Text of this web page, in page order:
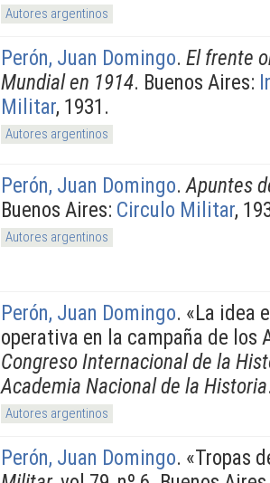
Autores argentinos
Perón, Juan Domingo. El frente
Mundial en 1914. Buenos Aires:
Militar, 1931.
Autores argentinos
Perón, Juan Domingo.Apuntes
Buenos Aires: Circulo Militar,
Autores argentinos
Perón, Juan Domingo. «La idea
operativa en la campaña de los
Congreso Internacional de la
Academia Nacional de la Historia
Autores argentinos
Perón, Juan Domingo. «Tropas